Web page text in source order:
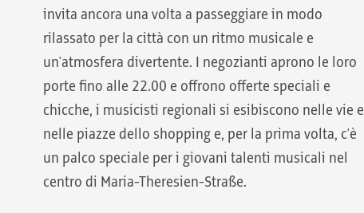
invita ancora una volta a passeggiare in modo
rilassato per la città con un ritmo musicale e
un'atmosfera divertente. I negozianti aprono le loro
porte fino alle 22.00 e offrono offerte speciali e
chicche, i musicisti regionali si esibiscono nelle vie e
nelle piazze dello shopping e, per la prima volta, c'è
un palco speciale per i giovani talenti musicali nel
centro di Maria-Theresien-Straße.